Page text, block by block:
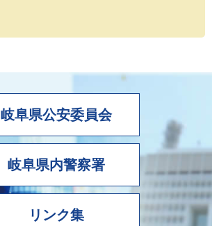
岐阜県公安委員会
岐阜県内警察署
リンク集